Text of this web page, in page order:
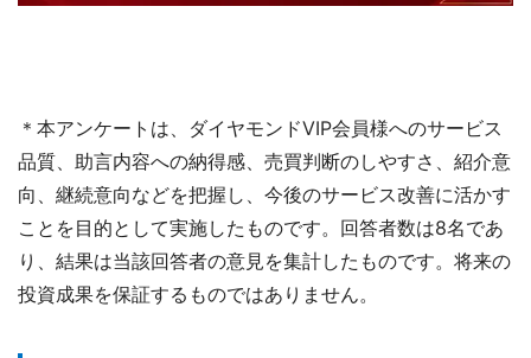
＊本アンケートは、ダイヤモンドVIP会員様へのサービス
品質、助言内容への納得感、売買判断のしやすさ、紹介意
向、継続意向などを把握し、今後のサービス改善に活かす
ことを目的として実施したものです。回答者数は8名であ
り、結果は当該回答者の意見を集計したものです。将来の
投資成果を保証するものではありません。